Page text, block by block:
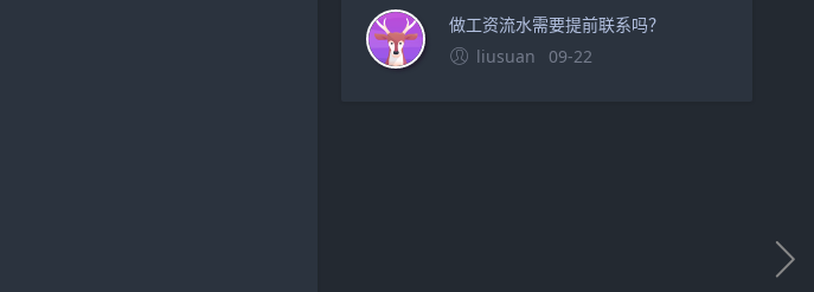
做工资流水需要提前联系吗？
liusuan
09-22